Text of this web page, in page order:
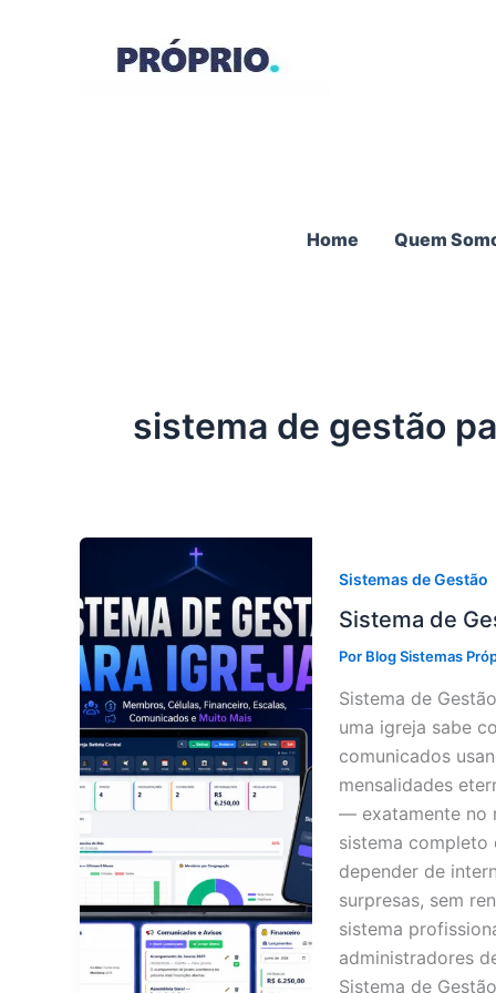
Home Quem
sistema de gestão
Sistemas de Gestão
Sistema de
Por Blog Sistemas
Sistema de
uma igreja sabe
comunicados
mensalidades
— exatamente no
sistema completo
depender de
surpresas, sem
sistema
administradores
Sistema de